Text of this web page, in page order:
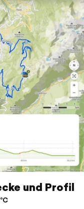
und Profil